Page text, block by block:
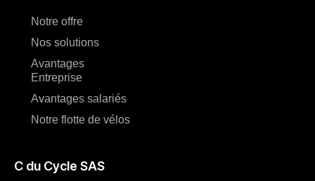
Notre offre
Nos solutions
Avantages
Entreprise
Avantages salariés
Notre flotte de vélos
C du Cycle SAS